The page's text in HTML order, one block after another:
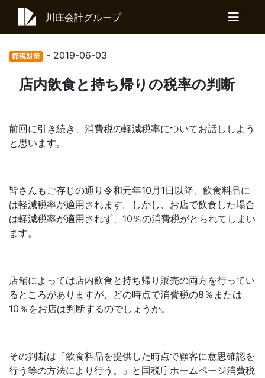
川庄会計グループ
節税対策 - 2019-06-03
店内飲食と持ち帰りの税率の判断
前回に引き続き、消費税の軽減税率についてお話ししよう
と思います。
皆さんもご存じの通り令和元年10月1日以降、飲食料品に
は軽減税率が適用されます。しかし、お店で飲食した場合
は軽減税率が適用されず、10％の消費税がとられてしまい
ます。
店舗によっては店内飲食と持ち帰り販売の両方を行ってい
るところがありますが、どの時点で消費税の8％または
10％をお店は判断するのでしょうか。
その判断は「飲食料品を提供した時点で顧客に意思確認を
行う等の方法により行う。」と国税庁ホームページ消費税